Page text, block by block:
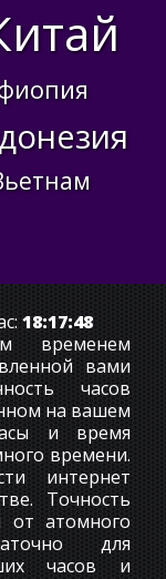
18:17:49
временем
вами
часов
на вашем
и время
времени.
интернет
Точность
от атомного
для
часов и